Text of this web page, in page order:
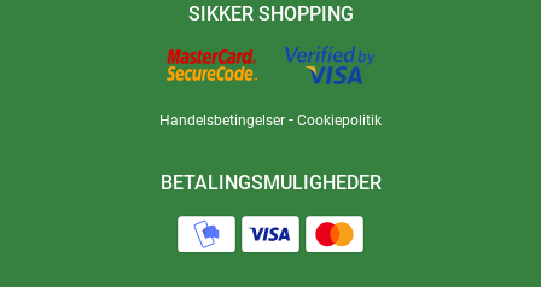
SIKKER SHOPPING
Handelsbetingelser - Cookiepolitik
BETALINGSMULIGHEDER